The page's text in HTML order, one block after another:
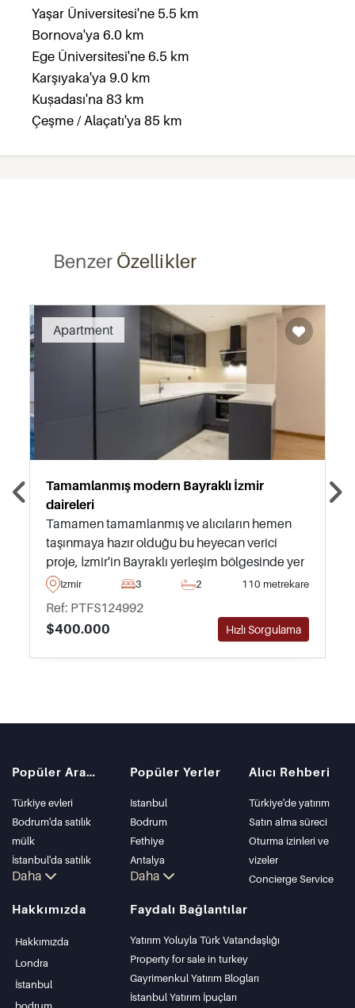
Yaşar Üniversitesi'ne 5.5 km
Bornova'ya 6.0 km
Ege Üniversitesi'ne 6.5 km
Karşıyaka'ya 9.0 km
Kușadası'na 83 km
Çeşme / Alaçatı'ya 85 km
BenzerÖzellikler
Apartment
Recommended
Tamamlanmış modern Bayraklı İzmir
daireleri
Tamamen tamamlanmış ve alıcıların hemen
taşınmaya hazır olduğu bu heyecan verici
proje, İzmir'in Bayraklı yerleşim bölgesinde yer
almakta olup, alıcılar çeşitli tip ve
büyüklüklerde mülkler arasından seçim
yapabilirler.
Izmir 3 2 110 metrekare
Ref: PTFS124992
$400.000
Hızlı Sorgulama
Popüler Aramalar
Türkiye evleri
Bodrum'da satılık
mülk
İstanbul'da satılık
daire
Bodrum Villası
Antalya'da satılık
Daha
Popüler Yerler
Istanbul
Bodrum
Fethiye
Antalya
Kalkan
Kas
Bursa
Gocek
Side
Kemer
Daha
Alıcı Rehberi
Türkiye'de yatırım
Satın alma süreci
Oturma izinleri ve
vizeler
Concierge Service
Hakkımızda
Hakkımızda
Londra
İstanbul
Faydalı Bağlantılar
Yatırım Yoluyla Türk Vatandaşlığı
Property for sale in turkey
Gayrimenkul Yatırım Blogları
İstanbul Yatırım İpuçları